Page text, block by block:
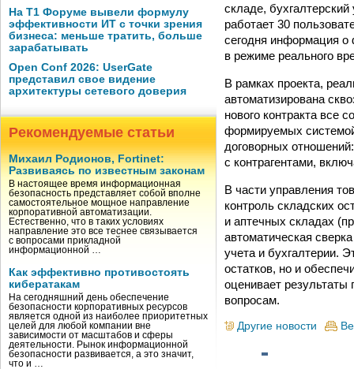
На Т1 Форуме вывели формулу
эффективности ИТ с точки зрения
бизнеса: меньше тратить, больше
зарабатывать
Open Conf 2026: UserGate
представил свое видение
архитектуры сетевого доверия
Рекомендуемые статьи
Михаил Родионов, Fortinet:
Развиваясь по известным законам
В настоящее время информационная
безопасность представляет собой вполне
самостоятельное мощное направление
корпоративной автоматизации.
Естественно, что в таких условиях
направление это все теснее связывается
с вопросами прикладной
информационной …
Как эффективно противостоять
кибератакам
На сегодняшний день обеспечение
безопасности корпоративных ресурсов
является одной из наиболее приоритетных
целей для любой компании вне
зависимости от масштабов и сферы
деятельности. Рынок информационной
безопасности развивается, а это значит,
что и …
складе,
работает 30
сегодня информация о
в режиме реального
В рамках проекта,
автоматизирована
нового контракта все
формируемых
договорных
с контрагентами,
В части управления
контроль складских
и аптечных складах
автоматическая
учета и бухгалтерии.
остатков, но и
оценивает
вопросам.
Другие новости